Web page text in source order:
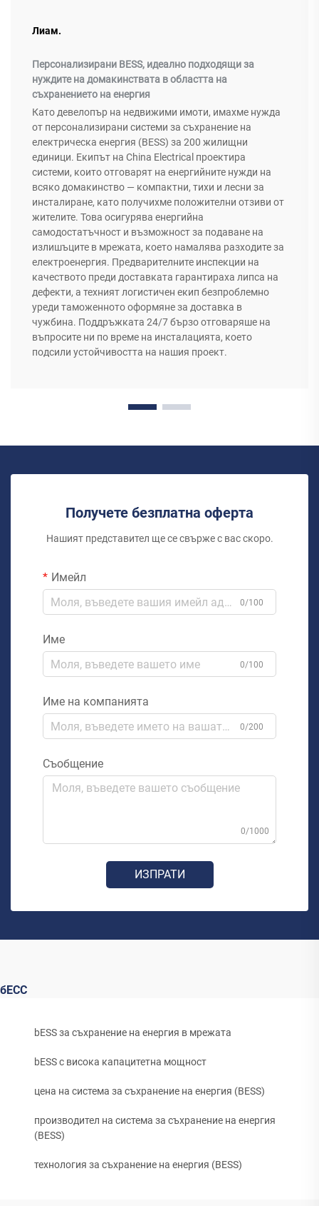
Лиам.
Персонализирани BESS, идеално подходящи за
нуждите на домакинствата в областта на
съхранението на енергия
Като девелопър на недвижими имоти, имахме нужда
от персонализирани системи за съхранение на
електрическа енергия (BESS) за 200 жилищни
единици. Екипът на China Electrical проектира
системи, които отговарят на енергийните нужди на
всяко домакинство — компактни, тихи и лесни за
инсталиране, като получихме положителни отзиви от
жителите. Това осигурява енергийна
самодостатъчност и възможност за подаване на
излишъците в мрежата, което намалява разходите за
електроенергия. Предварителните инспекции на
качеството преди доставката гарантираха липса на
дефекти, а техният логистичен екип безпроблемно
уреди таможенното оформяне за доставка в
чужбина. Поддръжката 24/7 бързо отговаряше на
въпросите ни по време на инсталацията, което
подсили устойчивостта на нашия проект.
Получете безплатна оферта
Нашият представител ще се свърже с вас скоро.
Имейл
0/100
Име
0/100
Име на компанията
0/200
Съобщение
0/1000
ИЗПРАТИ
бЕСС
bESS за съхранение на енергия в мрежата
bESS с висока капацитетна мощност
цена на система за съхранение на енергия (BESS)
производител на система за съхранение на енергия
(BESS)
технология за съхранение на енергия (BESS)